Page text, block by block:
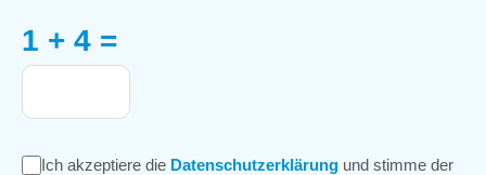
1 + 4 =
Ich akzeptiere die Datenschutzerklärung und stimme der